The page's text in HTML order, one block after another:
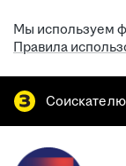
Мы используем
Правила
Соискателю